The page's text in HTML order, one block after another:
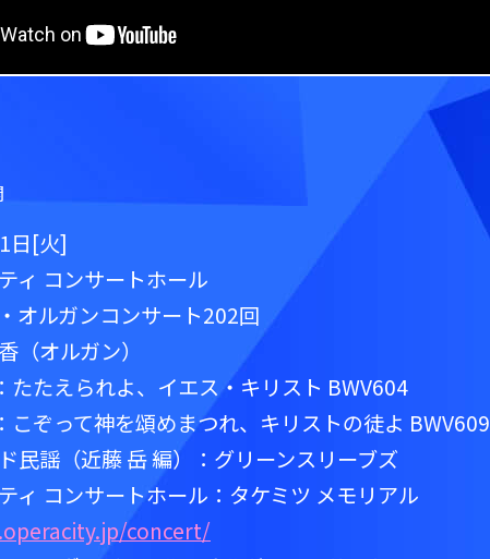
日[火]
ィ コンサートホール
オルガンコンサート202回
（オルガン）
たたえられよ、イエス・キリスト BWV604
こぞって神を頌めまつれ、キリストの徒よ BWV609
民謡（近藤 岳 編）：グリーンスリーブズ
ィ コンサートホール：タケミツ メモリアル
concert/